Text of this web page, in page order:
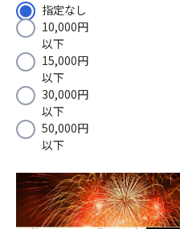
指定なし
10,000円
以下
15,000円
以下
30,000円
以下
50,000円
以下